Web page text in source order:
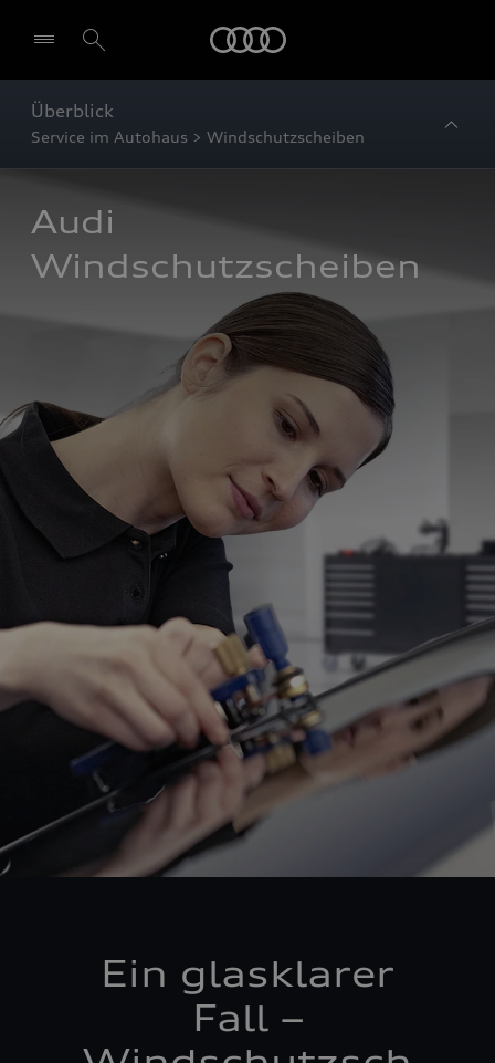
Überblick
Service im Autohaus > Windschutzscheiben
Audi
Windschutzscheiben
Ein glasklarer
Fall –